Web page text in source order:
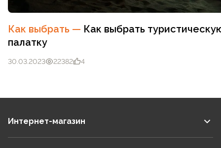
Как выбрать — Как выбрать
палатку
30.03.2023 22382 4
Интернет-магазин